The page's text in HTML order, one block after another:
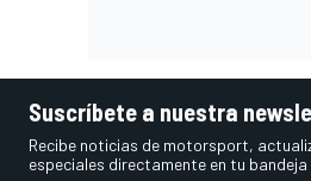
Suscríbete a nuestra
Recibe noticias de motorsport,
especiales directamente en tu